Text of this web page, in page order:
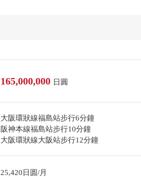
165,000,000 日圓
大阪環狀線福島站步行6分鐘
阪神本線福島站步行10分鐘
大阪環狀線大阪站步行12分鐘
25,420日圆/月